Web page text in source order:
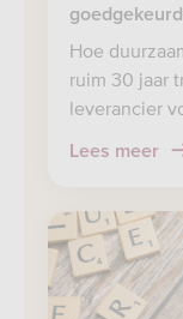
Hoe
ruim 30 jaar
leverancier
Lees meer